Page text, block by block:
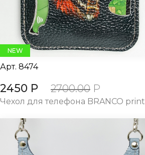
NEW
Арт. 8474
2450 Р 2700.00 Р
Чехол для телефона BRANCO print